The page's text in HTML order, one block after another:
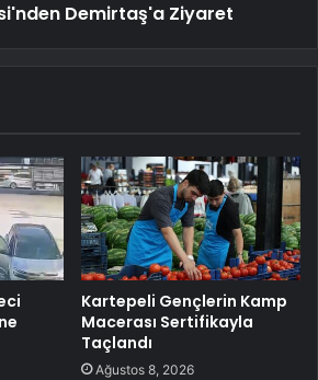
Demirtaş'a Ziyaret
Kartepeli Gençlerin Kamp
Macerası Sertifikayla
Taçlandı
Ağustos 8, 2026